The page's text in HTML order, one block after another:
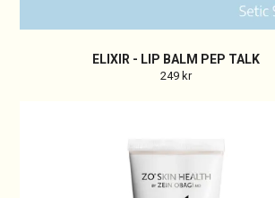
ELIXIR - LIP BALM PEP TALK
249 kr